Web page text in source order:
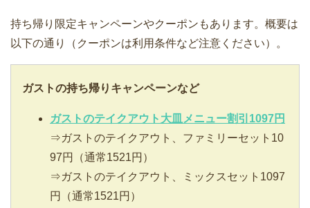
持ち帰り限定キャンペーンやクーポンもあります。概要は
以下の通り（クーポンは利用条件など注意ください）。
ガストの持ち帰りキャンペーンなど
ガストのテイクアウト大皿メニュー割引1097円
⇒ガストのテイクアウト、ファミリーセット10
97円（通常1521円）
⇒ガストのテイクアウト、ミックスセット1097
円（通常1521円）